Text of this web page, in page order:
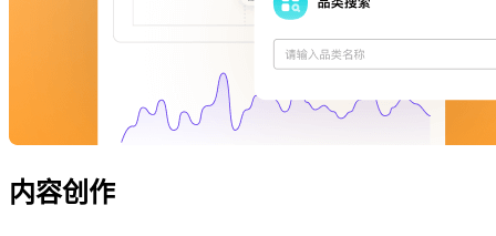
内容创作